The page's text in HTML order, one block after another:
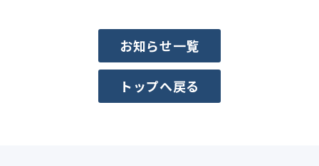
お知らせ一覧
トップへ戻る